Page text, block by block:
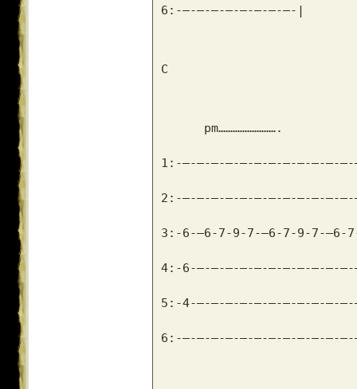
6:-–-–-–-–-–-–-–-–-|
C
      pm…………………….
1:-–-–-–-–-–-–-–-–-–-–-–-–-
2:-–-–-–-–-–-–-–-–-–-–-–-–-
3:-6-–6-7-9-7-–6-7-9-7-–6-
4:-6-–-–-–-–-–-–-–-–-–-–-–-
5:-4-–-–-–-–-–-–-–-–-–-–-–-
6:-–-–-–-–-–-–-–-–-–-–-–-–-